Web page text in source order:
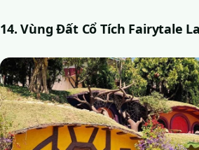
14. Vùng Đất Cổ Tích Fairytale